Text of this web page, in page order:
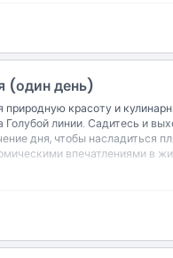
детей и взрослых
для инвалидных колясок
(один день)
природную красоту и
Голубой линии. Садитесь и
дня, чтобы насладиться
впечатлениями в
проезд на Голубой линии с
свободного входа и выхода в
инвалидных колясок